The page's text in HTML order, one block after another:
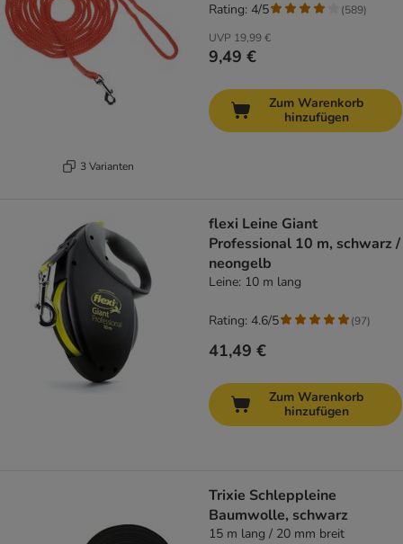
3 Varianten
UVP 19,99 €
9,49 €
Rating: 4/5 (589)
Zum Warenkorb
hinzufügen
flexi Leine Giant
Professional 10 m, schwarz /
neongelb
Leine: 10 m lang
41,49 €
Rating: 4.6/5 (97)
Zum Warenkorb
hinzufügen
Trixie Schleppleine
Baumwolle, schwarz
15 m lang / 20 mm breit